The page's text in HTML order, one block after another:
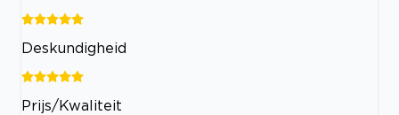
Deskundigheid
Prijs/Kwaliteit